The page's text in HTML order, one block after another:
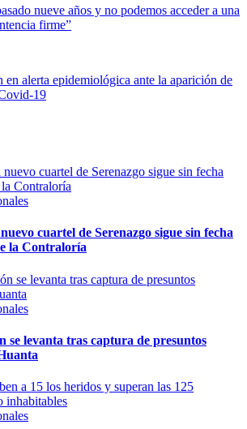
nueve años y no podemos acceder a una
firme”
alerta epidemiológica ante la aparición de
19
cuartel de Serenazgo sigue sin fecha
la Contraloría
se levanta tras captura de presuntos